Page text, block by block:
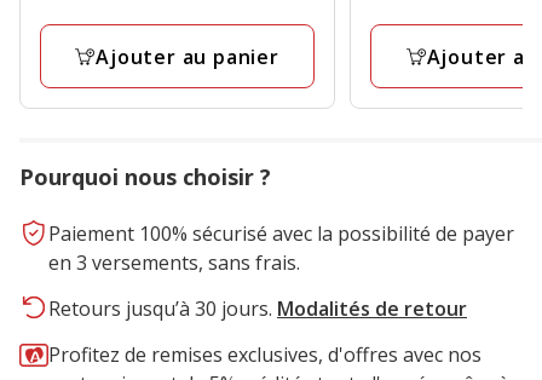
6
Kg
Ajouter au panier
8
Kg
Ajouter
Pourquoi nous choisir ?
Paiement 100% sécurisé avec la possibilité de payer
en 3 versements, sans frais.
Retours jusqu’à 30 jours. Modalités de retour
Profitez de remises exclusives, d'offres avec nos